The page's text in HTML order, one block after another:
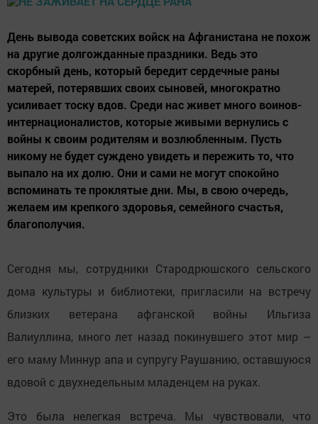
День вывода советских войск на Афганистана не похож
на другие долгожданные праздники. Ведь это
скорбный день, который бередит сердечные раны
матерей, потерявших своих сыновей, многократно
усиливает тоску вдов. Среди нас живет много воинов-
интернационалистов, которые живыми вернулись с
войны к своим родителям и возлюбленным. Пусть
никому не будет суждено увидеть и пережить то, что
выпало на их долю. Они и сами не могут спокойно
вспоминать те проклятые дни. Мы, в свою очередь,
желаем им крепкого здоровья, семейного счастья,
благополучия.
Сегодня мы, сотрудники Стародрюшского сельского
дома культуры и библиотеки, пригласили на встречу
близких ветерана афганской войны Ильгиза
Валиуллина, много лет назад покинувшего этот мир –
его маму Миннур апа и супругу Раушанию, оставшуюся
вдовой с двухнедельным младенцем на руках.
Это была нелегкая встреча. Мы чувствовали, что